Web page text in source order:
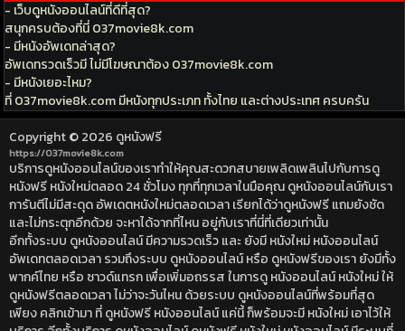
- เว็บดูหนังออนไลน์ที่ดีที่สุด?
สนุกครบต้องที่นี่ 037movie8k.com
- มีหนังอัพเดทล่าสุด?
อัพเดทรวดเร็วมี ไม่มีโฆษณาต้อง 037movie8k.com
- มีหนังเยอะไหม?
ที่ 037movie8k.com มีหนังทุกประเภท ทั้งไทย และต่างประเทศ ครบครัน
Copyright © 2026 ดูหนังฟรี
https://037movie8k.com
บริการดูหนังออนไลน์ของเราทำให้คุณสะดวกสบายเพลิดเพลินไปกับการดู
หนังฟรี หนังใหม่ตลอด 24 ชั่วโมง ทุกที่ทุกเวลาในมือคุณ ดูหนังออนไลน์กับเรา
การันตีไม่มีสะดุด อัพเดตหนังใหม่ตลอดเวลา เรียกได้ว่าดูหนังฟรี แถมยังชัด
และไม่กระตุกอีกด้วย จะหาได้จากที่ไหน อยู่กับเราที่นี่ที่เดียวเท่านั้น
อีกทั้งระบบ ดูหนังออนไลน์ มีความรวดเร็ว และ ยังมี หนังใหม่ หนังออนไลน์
อัพเดทตลอดเวลา รวมถึงระบบ ดูหนังออนไลน์ หรือ ดูหนังฟรีของเรา ยังมีทั้ง
พากค์ไทย หรือ ซาวด์แทรก เพื่อเพิ่มอถรรส ในการดู หนังออนไลน์ หนังใหม่ ให้
ดูหนังฟรีตลอดเวลา ไม่ว่าจะวันไหน ด้วยระบบ ดูหนังออนไลน์ที่พร้อมที่สุด
เพียง คลิกเข้ามา ที่ ดูหนังฟรี หนังออนไลน์ แค่นี้ ก็พร้อมจะมี หนังใหม่ เอาไว้ให้